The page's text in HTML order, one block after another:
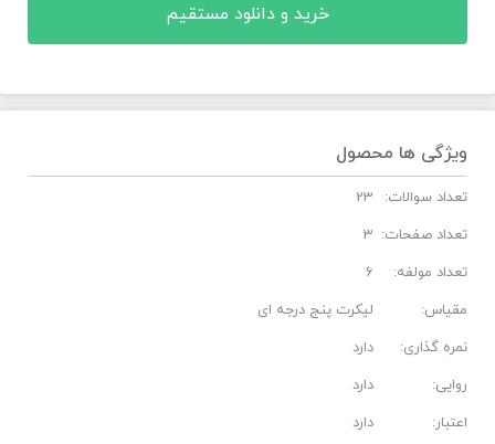
خرید و دانلود مستقیم
ویژگی ها محصول
تعداد سوالات:
23
تعداد صفحات: 3
تعداد مولفه:
6
مقیاس:
لیکرت پنج درجه ای
نمره گذاری:
دارد
روایی:
دارد
اعتبار:
دارد